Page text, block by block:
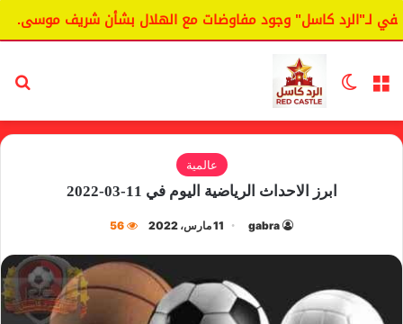
لـ"الرد كاسل" وجود مفاوضات مع الهلال بشأن شريف موسى.
القائمة الوضع المظلم
عالمية
ابرز الاحداث الرياضية اليوم في 11-03-2022
gabra 11 مارس، 2022 56